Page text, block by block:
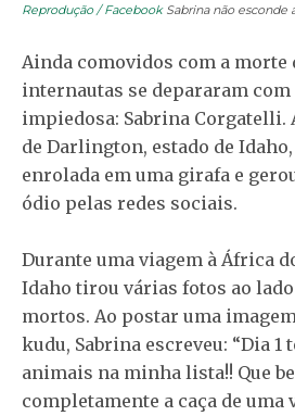
Reprodução / FacebookSabrina não esconde
Ainda comovidos com a morte
internautas se depararam
impiedosa: Sabrina Corgatelli.
de Darlington, estado de
enrolada em uma girafa e
ódio pelas redes sociais.
Durante uma viagem à África
Idaho tirou várias fotos ao
mortos. Ao postar uma
kudu, Sabrina escreveu: “Dia 1
animais na minha lista!! Que
completamente a caça de uma